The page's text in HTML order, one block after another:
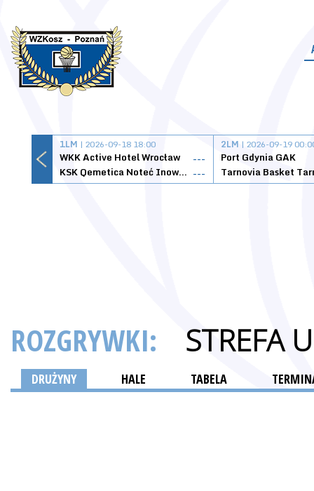
1LM | 2026-09-18 18:00
WKK Active Hotel Wrocław
---
KSK Qemetica Noteć Inowrocław ---
2LM | 2026-09-19
Port Gdynia GAK
ROZGRYWKI: STREFA
DRUŻYNY HALE TABELA